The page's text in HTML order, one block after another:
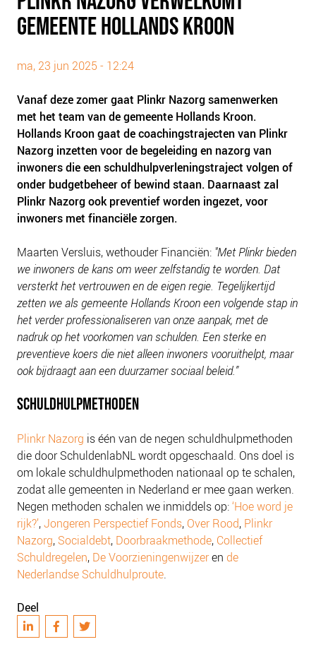
PLINKR NAZORG
SOCIALDEBT
DE VOORZIENINGENWIJZER
NEDERLANDSE SCHULDHULPROUTE (NSR)
OVER ONS
VISIE EN MISSIE
HET TEAM
ONZE PARTNERS
VACATURES
IN DE MEDIA
OVER NCFG
NIEUWS
BLOGS
GEMEENTE HOLLANDS KROON
ma, 23 jun 2025 - 12:24
Vanaf deze zomer gaat Plinkr Nazorg samenwerken
met het team van de gemeente Hollands Kroon.
Hollands Kroon gaat de coachingstrajecten van Plinkr
Nazorg inzetten voor de begeleiding en nazorg van
inwoners die een schuldhulpverleningstraject volgen of
onder budgetbeheer of bewind staan. Daarnaast zal
Plinkr Nazorg ook preventief worden ingezet, voor
inwoners met financiële zorgen.
Maarten Versluis, wethouder Financiën: "Met Plinkr bieden
we inwoners de kans om weer zelfstandig te worden. Dat
versterkt het vertrouwen en de eigen regie. Tegelijkertijd
zetten we als gemeente Hollands Kroon een volgende stap in
het verder professionaliseren van onze aanpak, met de
nadruk op het voorkomen van schulden. Een sterke en
preventieve koers die niet alleen inwoners vooruithelpt, maar
ook bijdraagt aan een duurzamer sociaal beleid.”
SCHULDHULPMETHODEN
Plinkr Nazorg is één van de negen schuldhulpmethoden
die door SchuldenlabNL wordt opgeschaald. Ons doel is
om lokale schuldhulpmethoden nationaal op te schalen,
zodat alle gemeenten in Nederland er mee gaan werken.
Negen methoden schalen we inmiddels op:‘Hoe word je
rijk?’,Jongeren Perspectief Fonds, Over Rood, Plinkr
Nazorg, Socialdebt, Doorbraakmethode, Collectief
Schuldregelen, De Voorzieningenwijzeren de
Nederlandse Schuldhulproute.
Deel